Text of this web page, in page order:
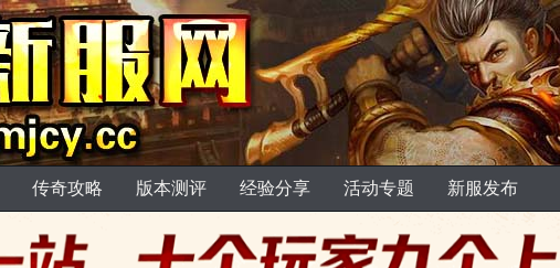
传奇攻略 版本测评 经验分享 活动专题 新服发布